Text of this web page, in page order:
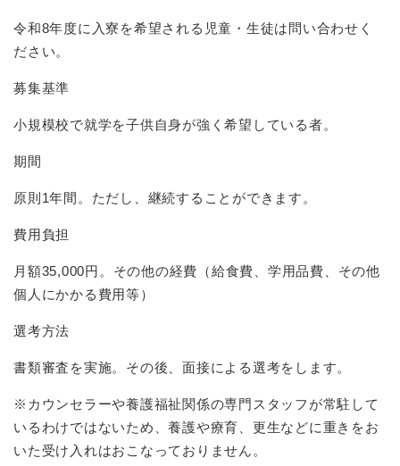
令和8年度に入寮を希望される児童・生徒は問い合わせく
ださい。​​
募集基準
小規模校で就学を子供自身が強く希望している者。
期間
原則1年間。ただし、継続することができます。
費用負担
月額35,000円。その他の経費（給食費、学用品費、その他
個人にかかる費用等）
選考方法
書類審査を実施。その後、面接による選考をします。​
※カウンセラーや養護福祉関係の専門スタッフが常駐して
いるわけではないため、養護や療育、更生などに重きをお
いた受け入れはおこなっておりません。